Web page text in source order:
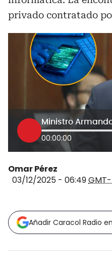
privado contratado
00:00:00
Omar Pérez
03/12/2025 - 06:49
Añadir Caracol Radio